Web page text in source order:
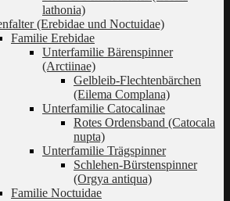
lathonia)
(Erebidae und Noctuidae)
Familie Erebidae
Unterfamilie Bärenspinner
(Arctiinae)
Gelbleib-Flechtenbärchen
(Eilema Complana)
Unterfamilie Catocalinae
Rotes Ordensband (Catocala
nupta)
Unterfamilie Trägspinner
Schlehen-Bürstenspinner
(Orgya antiqua)
Familie Noctuidae